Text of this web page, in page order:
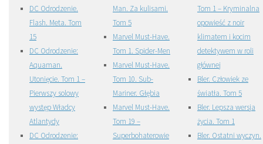
DC Odrodzenie.
Flash. Meta. Tom
15
DC Odrodzenie:
Aquaman.
Utonięcie. Tom 1 –
Pierwszy solowy
występ Władcy
Atlantydy
DC Odrodzenie:
Man. Za kulisami.
Tom 5
Marvel Must-Have.
Tom 1. Spider-Men
Marvel Must-Have.
Tom 10. Sub-
Mariner. Głębia
Marvel Must-Have.
Tom 19 –
Superbohaterowie
Tom 1 – Kryminalna
opowieść z noir
klimatem i kocim
detektywem w roli
głównej
Bler. Człowiek ze
światła. Tom 5
Bler. Lepsza wersja
życia. Tom 1
Bler. Ostatni wyczyn.